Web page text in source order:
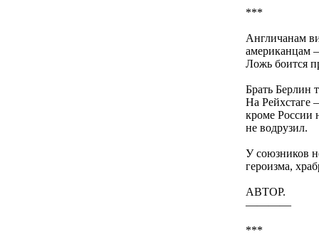
***
Англичанам
американцам
Ложь боится
Брать Берлин
На Рейхстаге
кроме России
не водрузил.
У союзников
героизма,
АВТОР.
————
***